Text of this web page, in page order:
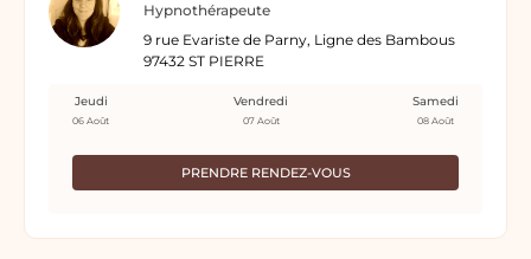
Hypnothérapeute
9 rue Evariste de Parny, Ligne des Bambous
97432 ST PIERRE
PRENDRE RENDEZ-VOUS
Jeudi
06 Août
Vendredi
07 Août
Samedi
08 Août